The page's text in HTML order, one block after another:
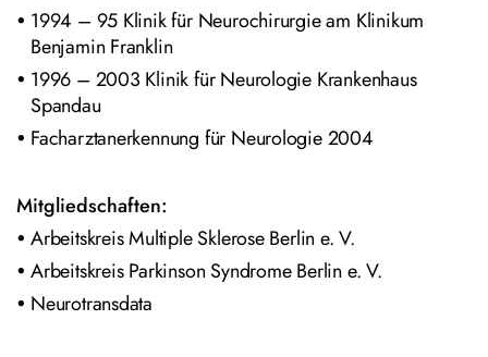
1994 – 95 Klinik für Neurochirurgie am Klinikum
Benjamin Franklin
1996 – 2003 Klinik für Neurologie Krankenhaus
Spandau
Facharztanerkennung für Neurologie 2004
Mitgliedschaften:
Arbeitskreis Multiple Sklerose Berlin e. V.
Arbeitskreis Parkinson Syndrome Berlin e. V.
Neurotransdata